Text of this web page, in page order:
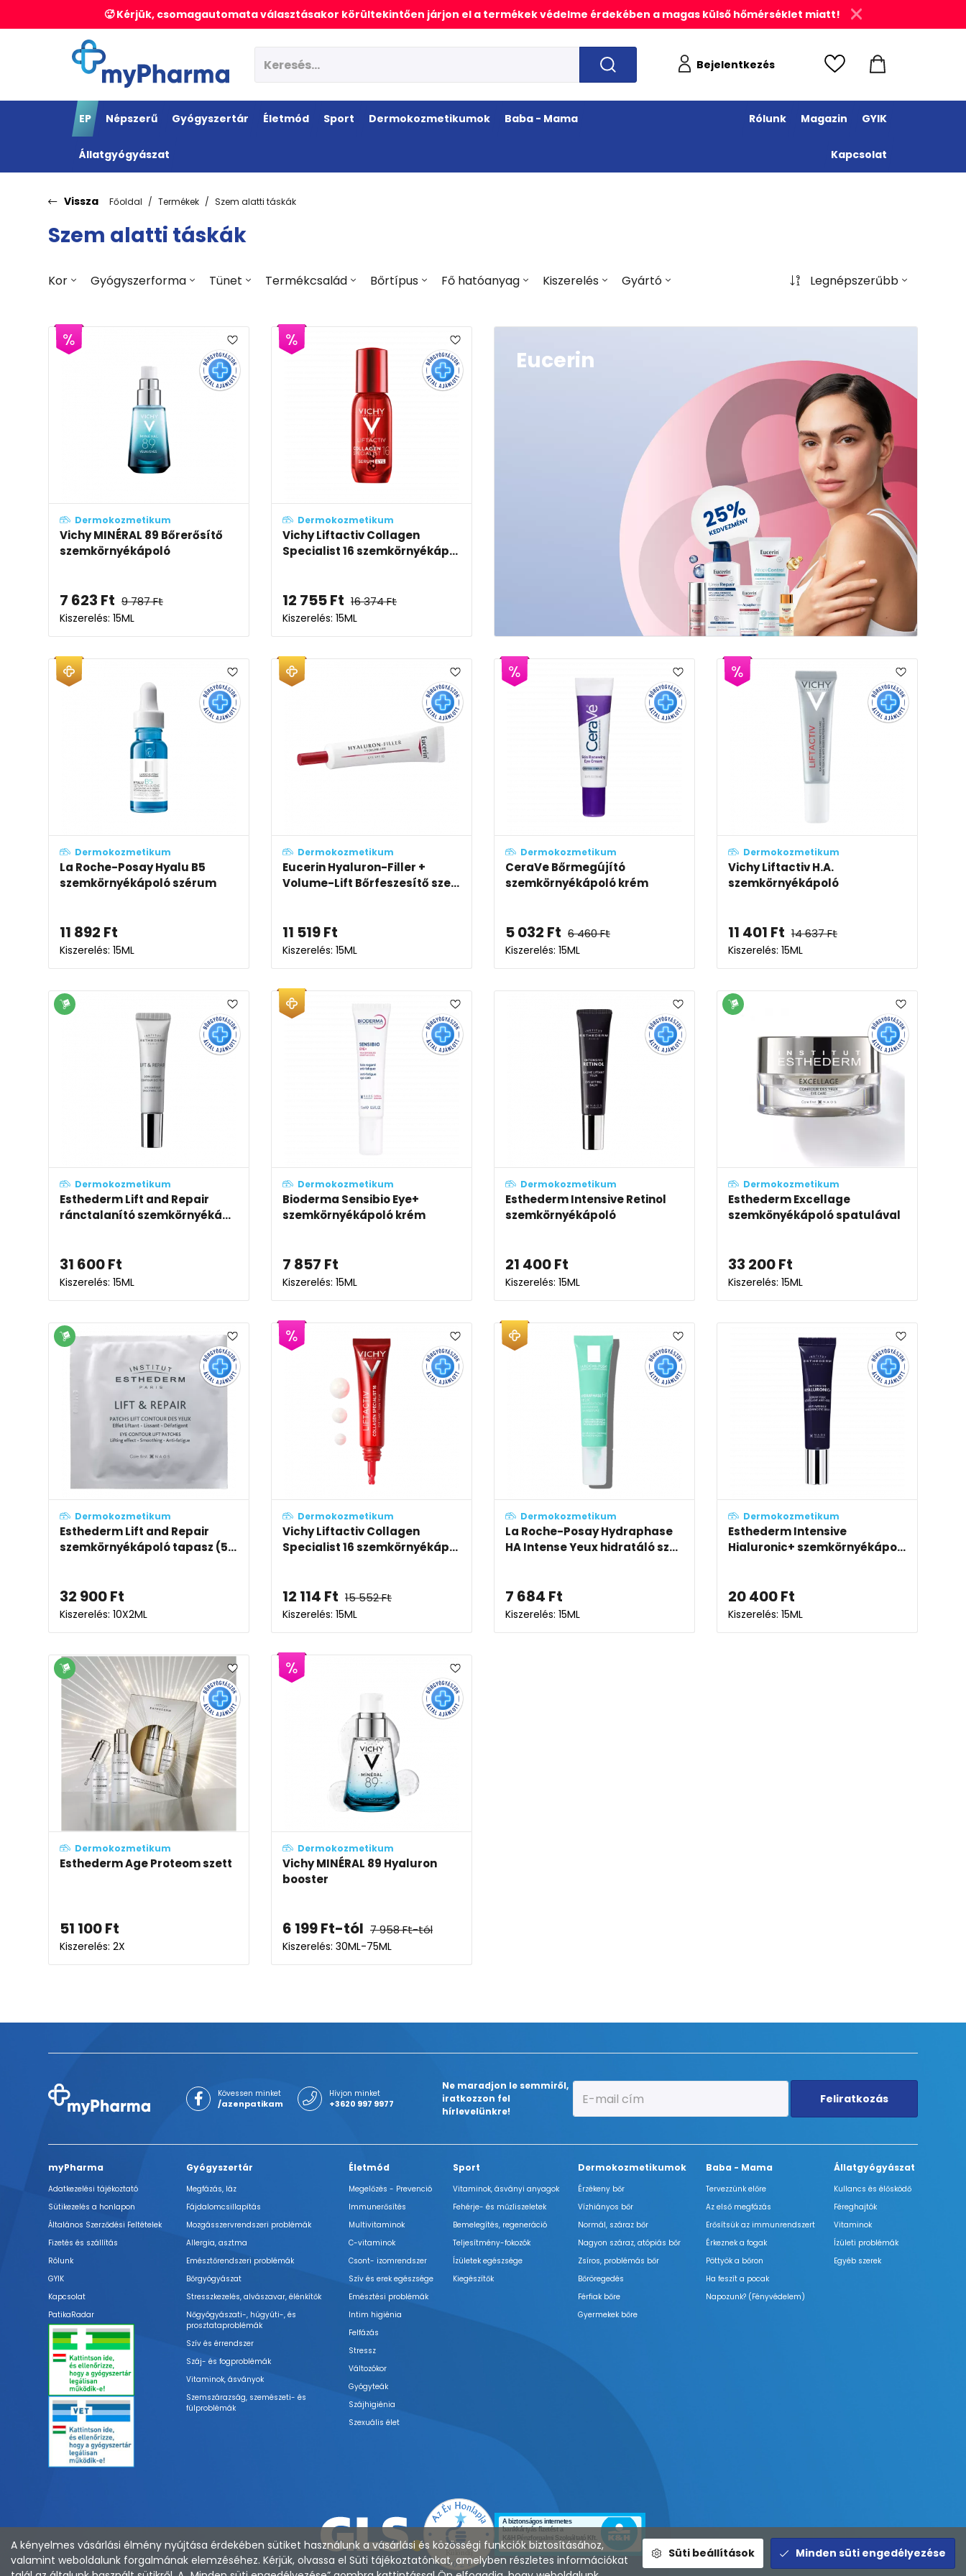
🥵 Kérjük, csomagautomata választásakor körültekintően járjon el a termékek védelme érdekében a magas külső hőmérséklet miatt!
Bejelentkezés
EP Népszerű Gyógyszertár Életmód Sport Dermokozmetikumok Baba - Mama
Állatgyógyászat
Rólunk Magazin GYIK
Kapcsolat
Vissza Főoldal Termékek Szem alatti táskák
Szem alatti táskák
Kor Gyógyszerforma Tünet Termékcsalád Bőrtípus Fő hatóanyag Kiszerelés Gyártó Legnépszerűbb
Dermokozmetikum
Vichy MINÉRAL 89 Bőrerősítő
szemkörnyékápoló
7 623 Ft 9 787Ft
Kiszerelés: 15ML
Dermokozmetikum
Vichy Liftactiv Collagen
Specialist 16 szemkörnyékáp...
12 755Ft 16 374Ft
Kiszerelés: 15ML
Eucerin
Dermokozmetikum
La Roche-Posay Hyalu B5
szemkörnyékápoló szérum
11 892 Ft
Kiszerelés: 15ML
Dermokozmetikum
Eucerin Hyaluron-Filler +
Volume-Lift Bőrfeszesítő sze...
11 519Ft
Kiszerelés: 15ML
Dermokozmetikum
CeraVe Bőrmegújító
szemkörnyékápoló krém
5 032 Ft 6 460Ft
Kiszerelés: 15ML
Dermokozmetikum
Vichy Liftactiv H.A.
szemkörnyékápoló
11 401 Ft 14 637Ft
Kiszerelés: 15ML
Dermokozmetikum
Esthederm Lift and Repair
ránctalanító szemkörnyéká...
31 600Ft
Kiszerelés: 15ML
Dermokozmetikum
Bioderma Sensibio Eye+
szemkörnyékápoló krém
7 857 Ft
Kiszerelés: 15ML
Dermokozmetikum
Esthederm Intensive Retinol
szemkörnyékápoló
21 400Ft
Kiszerelés: 15ML
Dermokozmetikum
Esthederm Excellage
szemkönyékápoló spatulával
33 200Ft
Kiszerelés: 15ML
Dermokozmetikum
Esthederm Lift and Repair
szemkörnyékápoló tapasz (5...
32 900Ft
Kiszerelés: 10X2ML
Dermokozmetikum
Vichy Liftactiv Collagen
Specialist 16 szemkörnyékáp...
12 114 Ft 15 552Ft
Kiszerelés: 15ML
Dermokozmetikum
La Roche-Posay Hydraphase
HA Intense Yeux hidratáló sz...
7 684 Ft
Kiszerelés: 15ML
Dermokozmetikum
Esthederm Intensive
Hialuronic+ szemkörnyékápo...
20 400Ft
Kiszerelés: 15ML
Dermokozmetikum
Esthederm Age Proteom szett
51 100Ft
Kiszerelés: 2X
Dermokozmetikum
Vichy MINÉRAL 89 Hyaluron
booster
6 199Ft-tól 7 958Ft-tól
Kiszerelés: 30ML-75ML
Kövessen minket
/azenpatikam
Hívjon minket
+3620 997 9977
Ne maradjon le semmiről,
iratkozzon fel
hírlevelünkre!
Feliratkozás
myPharma
Adatkezelési tájékoztató
Sütikezelés a honlapon
Általános Szerződési Feltételek
Fizetés és szállítás
Rólunk
GYIK
Kapcsolat
PatikaRadar
Gyógyszertár
Megfázás, láz
Fájdalomcsillapítás
Mozgásszervrendszeri problémák
Allergia, asztma
Emésztőrendszeri problémák
Bőrgyógyászat
Stresszkezelés, alvászavar, élénkítők
Nőgyógyászati-, húgyúti-, és
prosztataproblémák
Szív és érrendszer
Száj- és fogproblémák
Vitaminok, ásványok
Szemszárazság, szemészeti- és
fülproblémák
Életmód
Megelőzés - Prevenció
Immunerősítés
Multivitaminok
C-vitaminok
Csont- izomrendszer
Szív és erek egészsége
Emésztési problémák
Intim higiénia
Felfázás
Stressz
Változókor
Gyógyteák
Szájhigiénia
Szexuális élet
Sport
Vitaminok, ásványi anyagok
Fehérje- és műzliszeletek
Bemelegítés, regeneráció
Teljesítmény-fokozók
Ízületek egészsége
Kiegészítők
Dermokozmetikumok
Érzékeny bőr
Vízhiányos bőr
Normál, száraz bőr
Nagyon száraz, atópiás bőr
Zsíros, problémás bőr
Bőröregedés
Férfiak bőre
Gyermekek bőre
Baba - Mama
Tervezzünk előre
Az első megfázás
Erősítsük az immunrendszert
Érkeznek a fogak
Pöttyök a bőron
Ha feszít a pocak
Napozunk? (Fényvédelem)
Állatgyógyászat
Kullancs és élősködő
Féreghajtók
Vitaminok
Ízületi problémák
Egyéb szerek
Süti beállítások Minden süti engedélyezése
A kényelmes vásárlási élmény nyújtása érdekében sütiket használunk a vásárlási és közösségi funkciók biztosításához,
valamint weboldalunk forgalmának elemzéséhez. Kérjük, olvassa el Süti tájékoztatónkat, amelyben részletes információkat